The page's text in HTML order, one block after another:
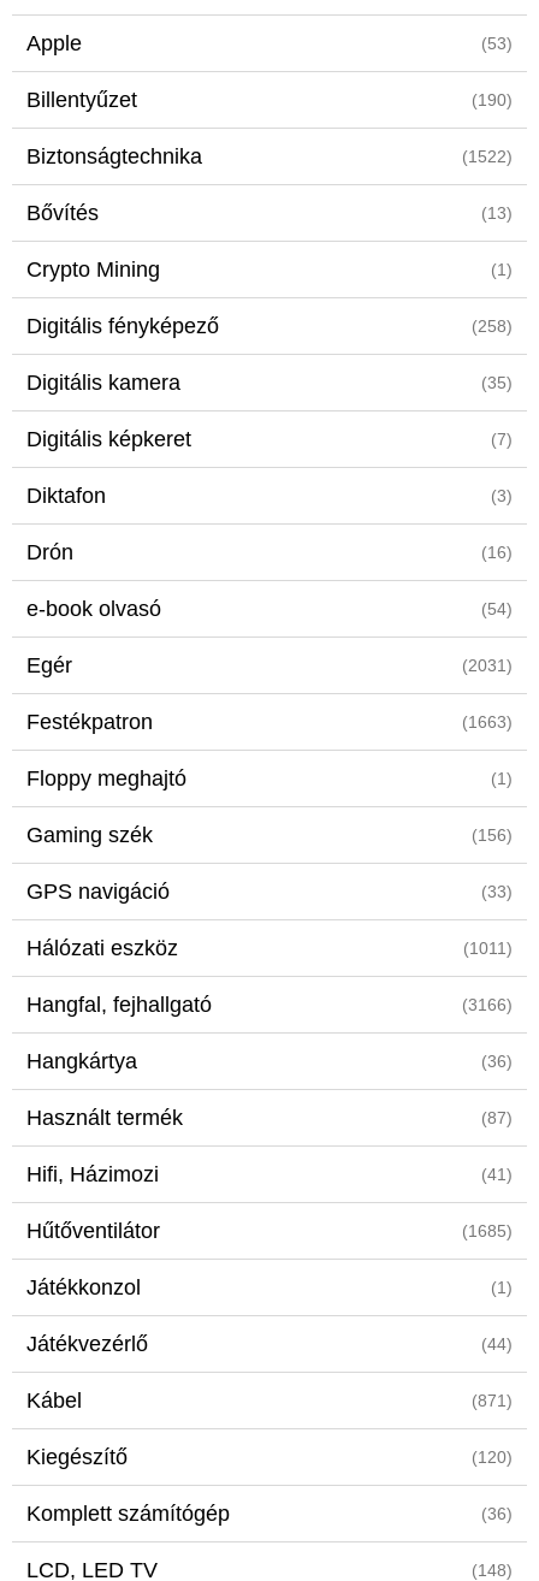
Apple (53)
Billentyűzet (190)
Biztonságtechnika (1522)
Bővítés (13)
Crypto Mining (1)
Digitális fényképező (258)
Digitális kamera (35)
Digitális képkeret (7)
Diktafon (3)
Drón (16)
e-book olvasó (54)
Egér (2031)
Festékpatron (1663)
Floppy meghajtó (1)
Gaming szék (156)
GPS navigáció (33)
Hálózati eszköz (1011)
Hangfal, fejhallgató (3166)
Hangkártya (36)
Használt termék (87)
Hifi, Házimozi (41)
Hűtőventilátor (1685)
Játékkonzol (1)
Játékvezérlő (44)
Kábel (871)
Kiegészítő (120)
Komplett számítógép (36)
LCD, LED TV (148)